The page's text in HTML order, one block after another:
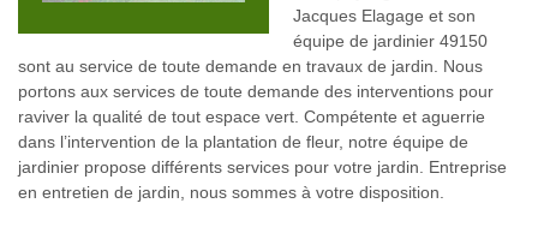
Jacques Elagage et son
équipe de jardinier 49150
sont au service de toute demande en travaux de jardin. Nous
portons aux services de toute demande des interventions pour
raviver la qualité de tout espace vert. Compétente et aguerrie
dans l’intervention de la plantation de fleur, notre équipe de
jardinier propose différents services pour votre jardin. Entreprise
en entretien de jardin, nous sommes à votre disposition.